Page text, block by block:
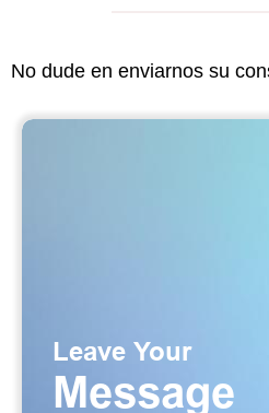
No dude en enviarnos su